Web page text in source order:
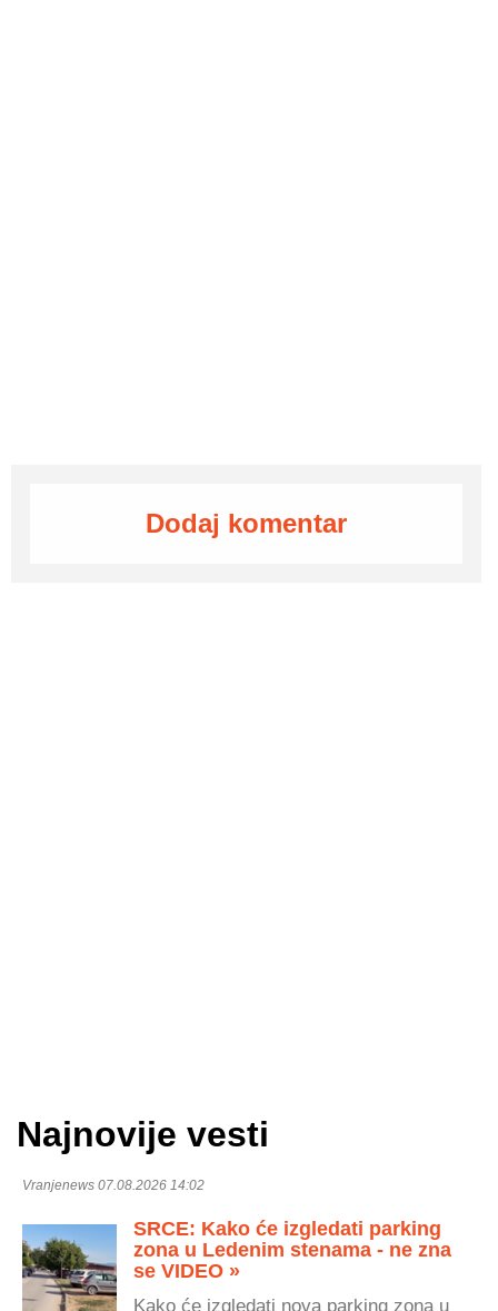
Dodaj komentar
Najnovije vesti
Vranjenews 07.08.2026 14:02
SRCE: Kako će izgledati parking
zona u Ledenim stenama - ne zna
se VIDEO »
Kako će izgledati nova parking zona u